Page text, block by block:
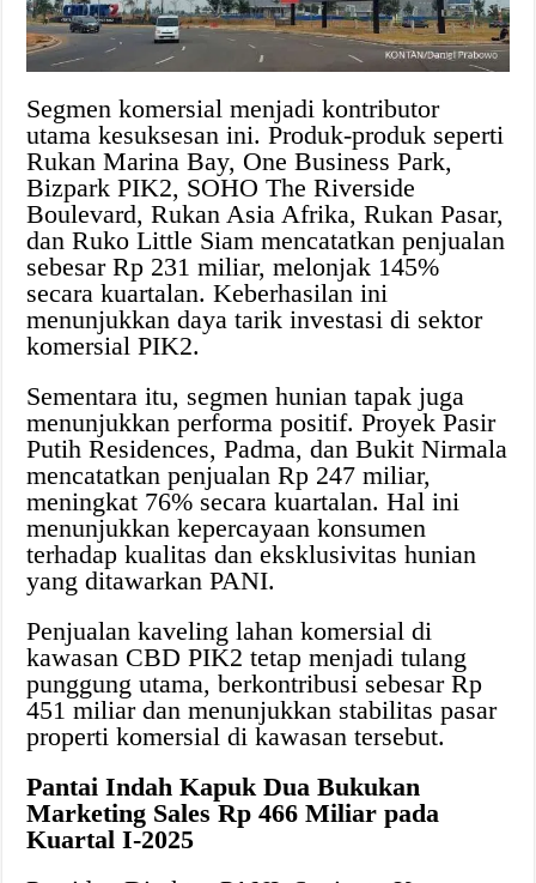
Segmen komersial menjadi kontributor
utama kesuksesan ini. Produk-produk seperti
Rukan Marina Bay, One Business Park,
Bizpark PIK2, SOHO The Riverside
Boulevard, Rukan Asia Afrika, Rukan Pasar,
dan Ruko Little Siam mencatatkan penjualan
sebesar Rp 231 miliar, melonjak 145%
secara kuartalan. Keberhasilan ini
menunjukkan daya tarik investasi di sektor
komersial PIK2.
Sementara itu, segmen hunian tapak juga
menunjukkan performa positif. Proyek Pasir
Putih Residences, Padma, dan Bukit Nirmala
mencatatkan penjualan Rp 247 miliar,
meningkat 76% secara kuartalan. Hal ini
menunjukkan kepercayaan konsumen
terhadap kualitas dan eksklusivitas hunian
yang ditawarkan PANI.
Penjualan kaveling lahan komersial di
kawasan CBD PIK2 tetap menjadi tulang
punggung utama, berkontribusi sebesar Rp
451 miliar dan menunjukkan stabilitas pasar
properti komersial di kawasan tersebut.
Pantai Indah Kapuk Dua Bukukan
Marketing Sales Rp 466 Miliar pada
Kuartal I-2025